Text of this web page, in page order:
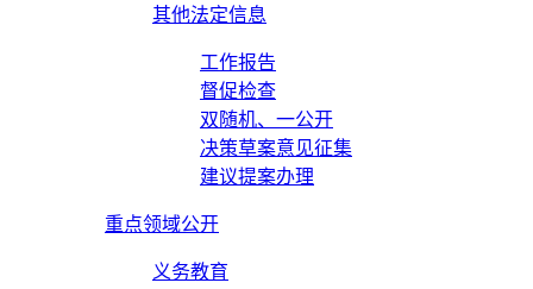
其他法定信息
工作报告
督促检查
双随机、一公开
决策草案意见征集
建议提案办理
重点领域公开
义务教育